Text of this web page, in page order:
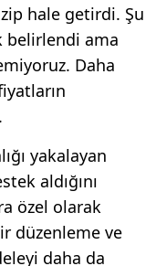
hale getirdi. Şu
belirlendi ama
Daha
yakalayan
aldığını
özel olarak
düzenleme ve
daha da